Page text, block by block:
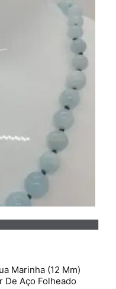
Marinha (12 Mm)
De Aço Folheado